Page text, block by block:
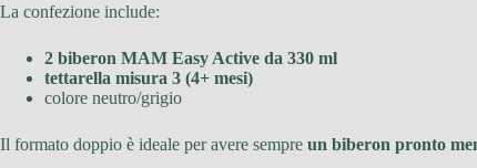
La confezione include:
2 biberon MAM Easy Active da 330 ml
tettarella misura 3 (4+ mesi)
colore neutro/grigio
Il formato doppio è ideale per avere sempre un biberon pronto